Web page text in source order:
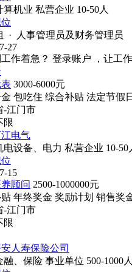
算机业 私营企业 10-50人
· 人事管理员及财务管理员
27
作着急？ 登录账户 ，让工
3000-6000元
包吃住 综合补贴 法定节假日
-江门市
限
电气
电设备、电力 私营企业 10-50
15
顾问 2500-1000000元
年终奖金 奖励计划 销售奖
-江门市
限
人寿保险公司
融、保险 事业单位 500-1000人